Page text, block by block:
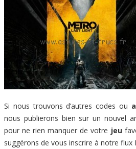
Si nous trouvons d’autres codes ou
nous publierons bien sur un nouvel
pour ne rien manquer de votre jeu
suggérons de vous inscrire à notre flux